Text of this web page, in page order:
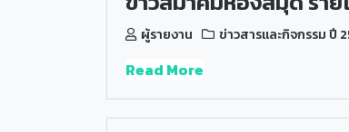
ผู้รายงาน ข่าวสารและกิจกรรม ปี
Read More